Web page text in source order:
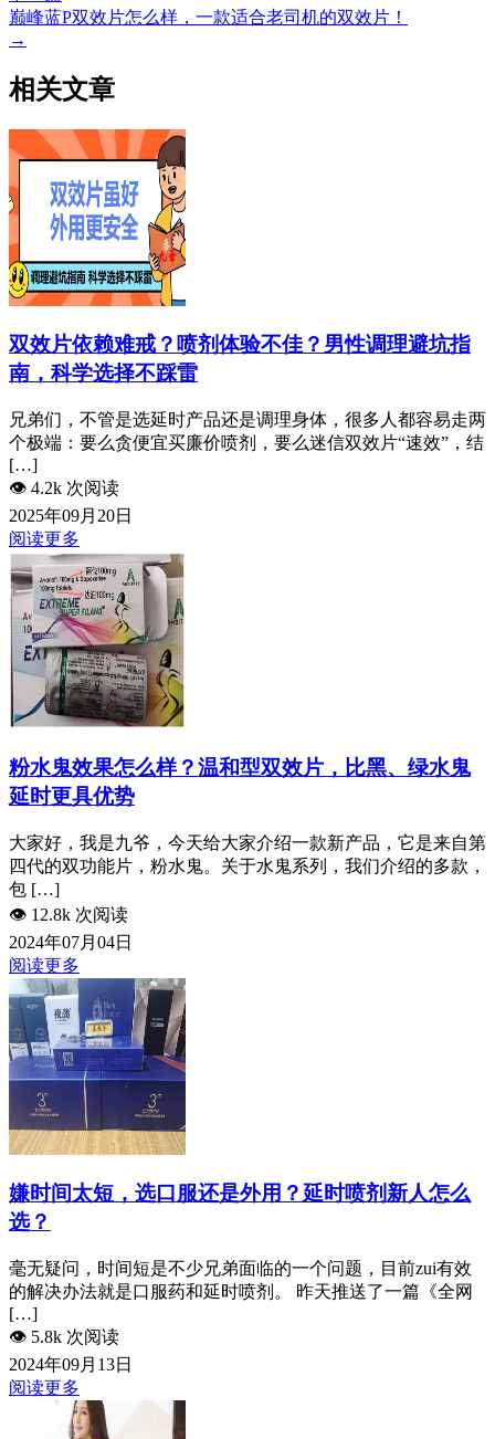
巅峰蓝P双效片怎么样，一款适合老司机的双效片！
→
相关文章
双效片依赖难戒？喷剂体验不佳？男性调理避坑指
南，科学选择不踩雷
兄弟们，不管是选延时产品还是调理身体，很多人都容易走两
个极端：要么贪便宜买廉价喷剂，要么迷信双效片“速效”，结
[…]
👁️ 4.2k 次阅读
2025年09月20日
阅读更多
粉水鬼效果怎么样？温和型双效片，比黑、绿水鬼
延时更具优势
大家好，我是九爷，今天给大家介绍一款新产品，它是来自第
四代的双功能片，粉水鬼。关于水鬼系列，我们介绍的多款，
包 […]
👁️ 12.8k 次阅读
2024年07月04日
阅读更多
嫌时间太短，选口服还是外用？延时喷剂新人怎么
选？
毫无疑问，时间短是不少兄弟面临的一个问题，目前zui有效
的解决办法就是口服药和延时喷剂。 昨天推送了一篇《全网
[…]
👁️ 5.8k 次阅读
2024年09月13日
阅读更多